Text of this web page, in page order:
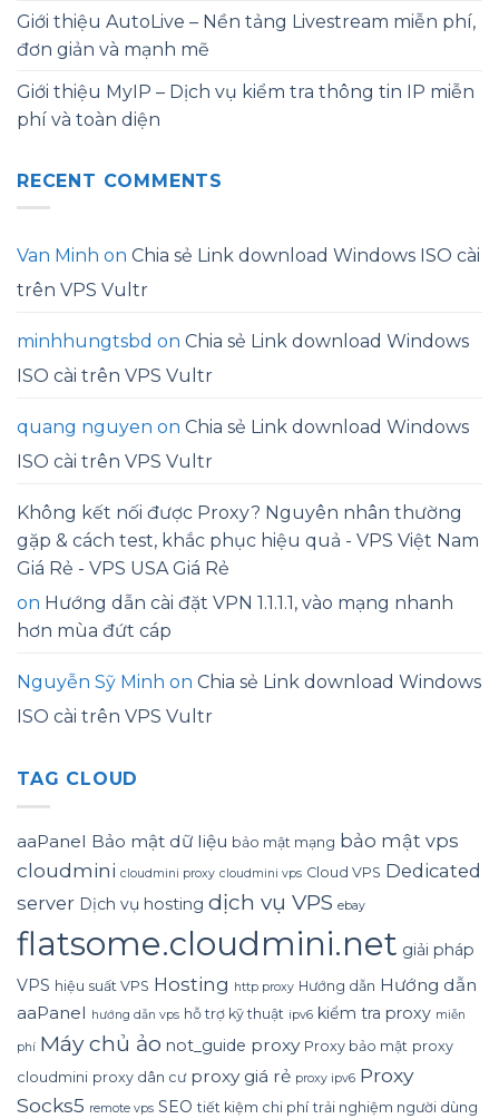
Giới thiệu AutoLive – Nền tảng Livestream miễn phí,
đơn giản và mạnh mẽ
Giới thiệu MyIP – Dịch vụ kiểm tra thông tin IP miễn
phí và toàn diện
RECENT COMMENTS
Van Minh on Chia sẻ Link download Windows ISO cài
trên VPS Vultr
minhhungtsbd on Chia sẻ Link download Windows
ISO cài trên VPS Vultr
quang nguyen on Chia sẻ Link download Windows
ISO cài trên VPS Vultr
Không kết nối được Proxy? Nguyên nhân thường
gặp & cách test, khắc phục hiệu quả - VPS Việt Nam
Giá Rẻ - VPS USA Giá Rẻ
on Hướng dẫn cài đặt VPN 1.1.1.1, vào mạng nhanh
hơn mùa đứt cáp
Nguyễn Sỹ Minh on Chia sẻ Link download Windows
ISO cài trên VPS Vultr
TAG CLOUD
aaPanel Bảo mật dữ liệu bảo mật mạng bảo mật vps
cloudmini cloudmini proxy cloudmini vps Cloud VPS Dedicated
server Dịch vụ hosting dịch vụ VPS ebay
flatsome.cloudmini.net giải pháp
VPS hiệu suất VPS Hosting http proxy Hướng dẫn Hướng dẫn
aaPanel hướng dẫn vps hỗ trợ kỹ thuật ipv6 kiểm tra proxy miễn
phí Máy chủ ảo not_guide proxy Proxy bảo mật proxy
cloudmini proxy dân cư proxy giá rẻ proxy ipv6 Proxy
Socks5 remote vps SEO tiết kiệm chi phí trải nghiệm người dùng